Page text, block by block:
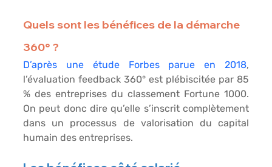
Quels sont les bénéfices de la démarche
360° ?
D’après une étude Forbes parue en 2018,
l’évaluation feedback 360° est plébiscitée par 85
% des entreprises du classement Fortune 1000.
On peut donc dire qu’elle s’inscrit complètement
dans un processus de valorisation du capital
humain des entreprises.